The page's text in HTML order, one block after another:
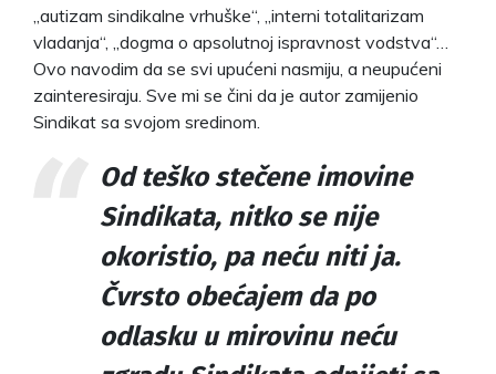
„autizam sindikalne vrhuške“, „interni totalitarizam
vladanja“, „dogma o apsolutnoj ispravnost vodstva“…
Ovo navodim da se svi upućeni nasmiju, a neupućeni
zainteresiraju. Sve mi se čini da je autor zamijenio
Sindikat sa svojom sredinom.
Od teško stečene imovine
Sindikata, nitko se nije
okoristio, pa neću niti ja.
Čvrsto obećajem da po
odlasku u mirovinu neću